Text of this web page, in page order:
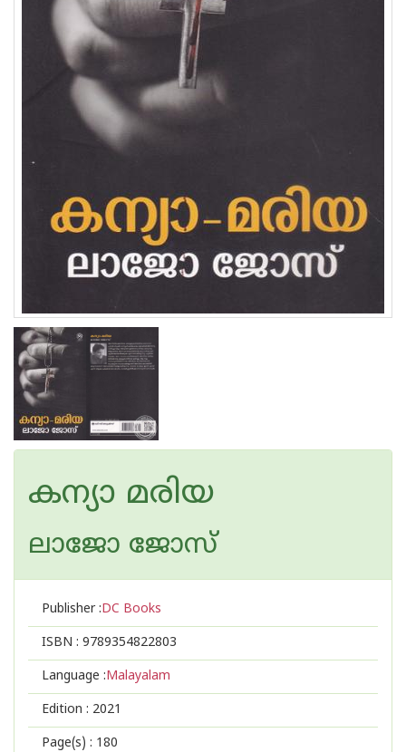
കന്യാ മരിയ
ലാജോ ജോസ്
Publisher :DC Books
ISBN : 9789354822803
Language :Malayalam
Edition : 2021
Page(s) : 180